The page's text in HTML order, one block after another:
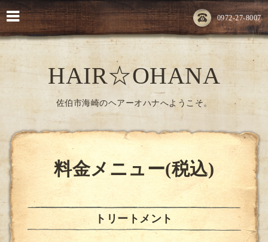
0972-27-8007
HAIR☆OHANA
佐伯市海崎のヘアーオハナへようこそ。
料金メニュー(税込)
トリートメント